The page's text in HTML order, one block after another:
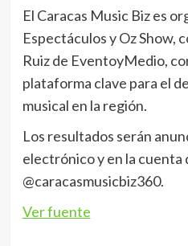
El Caracas Music Biz es
Espectáculos y Oz Show,
Ruiz de EventoyMedio,
plataforma clave para el
musical en la región.
Los resultados serán
electrónico y en la cuenta
@caracasmusicbiz360.
Ver fuente